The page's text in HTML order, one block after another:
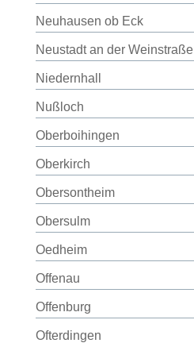
Neuhausen ob Eck
Neustadt an der Weinstraße
Niedernhall
Nußloch
Oberboihingen
Oberkirch
Obersontheim
Obersulm
Oedheim
Offenau
Offenburg
Ofterdingen